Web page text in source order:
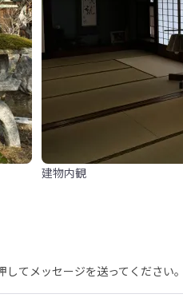
建物内観
てメッセージを送ってください。